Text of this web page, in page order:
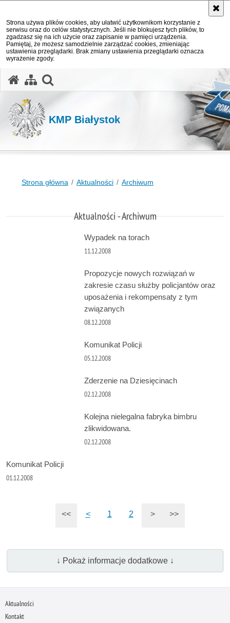
Strona używa plików cookies, aby ułatwić użytkownikom korzystanie z
serwisu oraz do celów statystycznych. Jeśli nie blokujesz tych plików, to
zgadzasz się na ich użycie oraz zapisanie w pamięci urządzenia.
Pamiętaj, że możesz samodzielnie zarządzać cookies, zmieniając
ustawienia przeglądarki. Brak zmiany ustawienia przeglądarki oznacza
wyrażenie zgody.
KMP Białystok
Strona główna Aktualności Archiwum
Aktualności - Archiwum
Wypadek na torach
11.12.2008
Propozycje nowych rozwiązań w
zakresie czasu służby policjantów oraz
uposażenia i rekompensaty z tym
związanych
08.12.2008
Komunikat Policji
05.12.2008
Zderzenie na Dziesięcinach
02.12.2008
Kolejna nielegalna fabryka bimbru
zlikwidowana.
02.12.2008
Komunikat Policji
01.12.2008
<< < 1 2 > >>
↓ Pokaż informacje dodatkowe ↓
Aktualności
Kontakt